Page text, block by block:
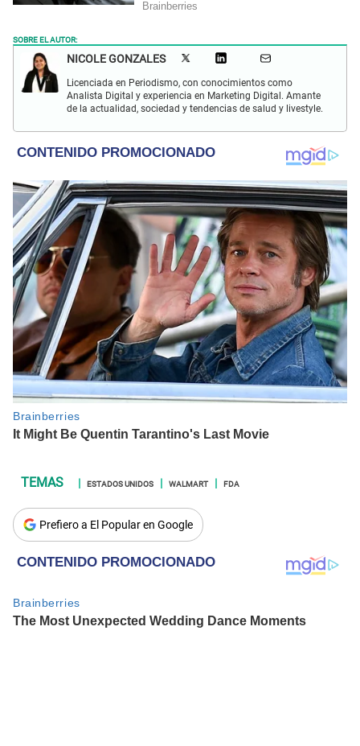
SOBRE EL AUTOR:
NICOLE GONZALES
Licenciada en Periodismo, con conocimientos como
Analista Digital y experiencia en Marketing Digital. Amante
de la actualidad, sociedad y tendencias de salud y livestyle.
ESTADOS UNIDOS WALMART FDA
Prefiero a El Popular en Google